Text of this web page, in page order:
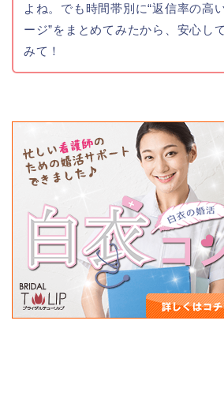
よね。でも時間帯別に“返信率の高
ージ”をまとめてみたから、安心し
みて！